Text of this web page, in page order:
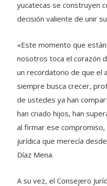
yucatecas se construyen
decisión valiente de unir
«Este momento que
nosotros toca el corazón
un recordatorio de que el
siempre busca crecer,
de ustedes ya han
han criado hijos, han
al firmar ese
jurídica que merecía
Díaz Mena.
A su vez, el Consejero